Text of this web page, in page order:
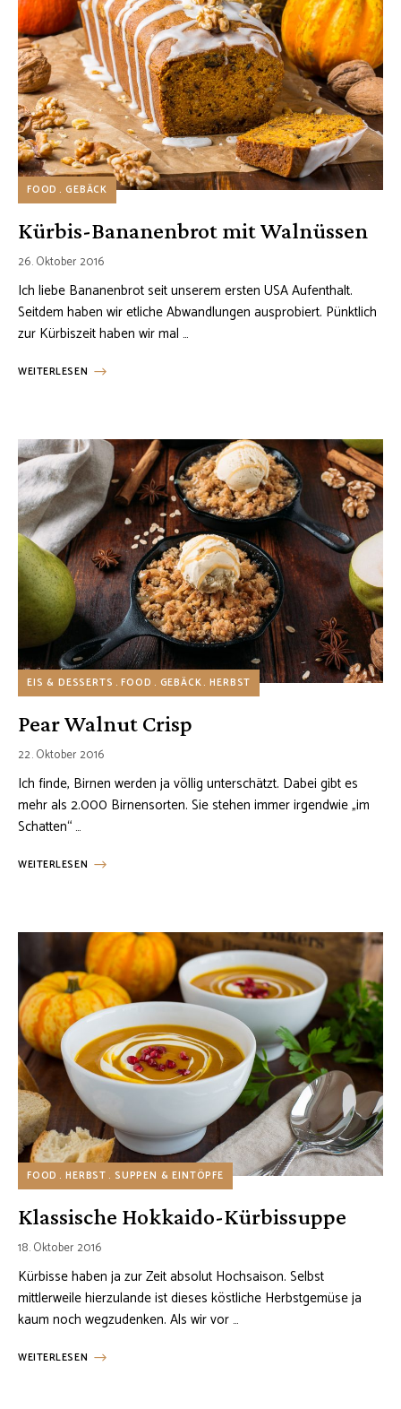
FOOD GEBÄCK
Kürbis-Bananenbrot mit Walnüssen
26. Oktober 2016
Ich liebe Bananenbrot seit unserem ersten USA Aufenthalt.
Seitdem haben wir etliche Abwandlungen ausprobiert. Pünktlich
zur Kürbiszeit haben wir mal …
WEITERLESEN
EIS & DESSERTS FOOD GEBÄCK HERBST
Pear Walnut Crisp
22. Oktober 2016
Ich finde, Birnen werden ja völlig unterschätzt. Dabei gibt es
mehr als 2.000 Birnensorten. Sie stehen immer irgendwie „im
Schatten“ …
WEITERLESEN
FOOD HERBST SUPPEN & EINTÖPFE
Klassische Hokkaido-Kürbissuppe
18. Oktober 2016
Kürbisse haben ja zur Zeit absolut Hochsaison. Selbst
mittlerweile hierzulande ist dieses köstliche Herbstgemüse ja
kaum noch wegzudenken. Als wir vor …
WEITERLESEN